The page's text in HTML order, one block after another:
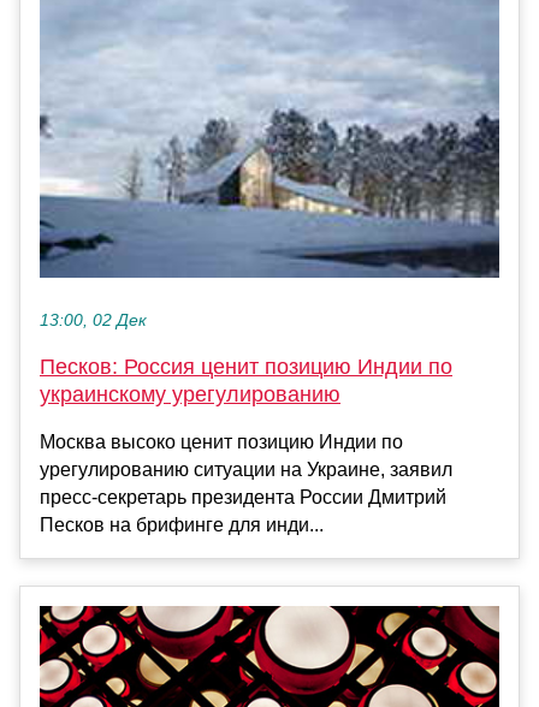
13:00, 02 Дек
Песков: Россия ценит позицию Индии по
украинскому урегулированию
Москва высоко ценит позицию Индии по
урегулированию ситуации на Украине, заявил
пресс-секретарь президента России Дмитрий
Песков на брифинге для инди...